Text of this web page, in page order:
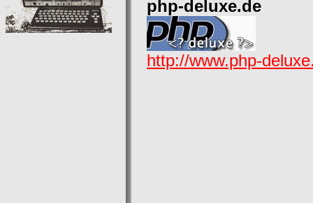
php-deluxe.de
http://www.php-